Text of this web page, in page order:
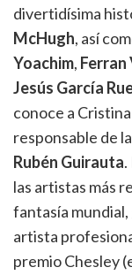
divertidísima
McHugh, así
Yoachim, Ferran
Jesús García
conoce a
responsable de
Rubén Guirauta
las artistas más
fantasía
artista
premio Chesley